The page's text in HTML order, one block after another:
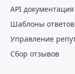
API документация
Шаблоны ответов
Управление
Сбор отзывов